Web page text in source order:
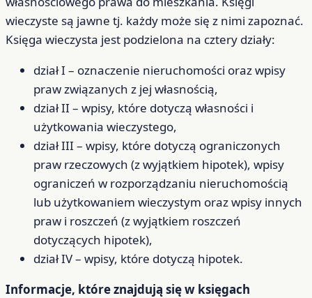
wieczyste są jawne tj. każdy może się z nimi zapoznać.
Księga wieczysta jest podzielona na cztery działy:
dział I – oznaczenie nieruchomości oraz wpisy
praw związanych z jej własnością,
dział II – wpisy, które dotyczą własności i
użytkowania wieczystego,
dział III – wpisy, które dotyczą ograniczonych
praw rzeczowych (z wyjątkiem hipotek), wpisy
ograniczeń w rozporządzaniu nieruchomością
lub użytkowaniem wieczystym oraz wpisy innych
praw i roszczeń (z wyjątkiem roszczeń
dotyczących hipotek),
dział IV – wpisy, które dotyczą hipotek.
Informacje, które znajdują się w księgach